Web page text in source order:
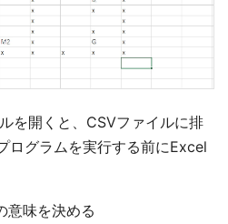
を開くと、CSVファイルに排
ログラムを実行する前にExcel
意味を決める